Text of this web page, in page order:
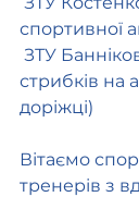
спортивної
стрибків на
доріжці)
Вітаємо
тренерів з